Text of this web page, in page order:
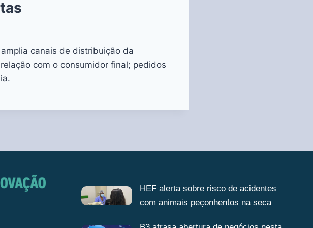
canais de distribuição da
com o consumidor final; pedidos
HEF alerta sobre risco de acidentes
com animais peçonhentos na seca